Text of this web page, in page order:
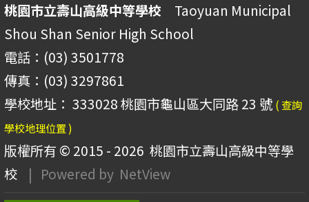
桃園市立壽山高級中等學校 Taoyuan Municipal
Shou Shan Senior High School
電話：(03) 3501778
傳真：(03) 3297861
學校地址： 333028 桃園市龜山區大同路 23 號 ( 查詢
學校地理位置 )
版權所有 © 2015 - 2026 桃園市立壽山高級中等學
校
| Powered by NetView